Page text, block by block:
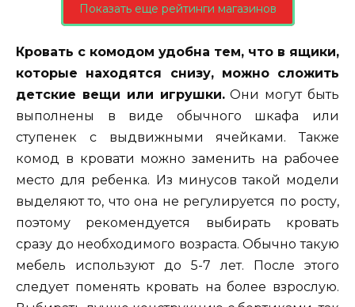
Показать еще рейтинги магазинов
Кровать с комодом удобна тем, что в ящики,
которые находятся снизу, можно сложить
детские вещи или игрушки.Они могут быть
выполнены в виде обычного шкафа или
ступенек с выдвижными ячейками. Также
комод в кровати можно заменить на рабочее
место для ребенка. Из минусов такой модели
выделяют то, что она не регулируется по росту,
поэтому рекомендуется выбирать кровать
сразу до необходимого возраста. Обычно такую
мебель используют до 5-7 лет. После этого
следует поменять кровать на более взрослую.